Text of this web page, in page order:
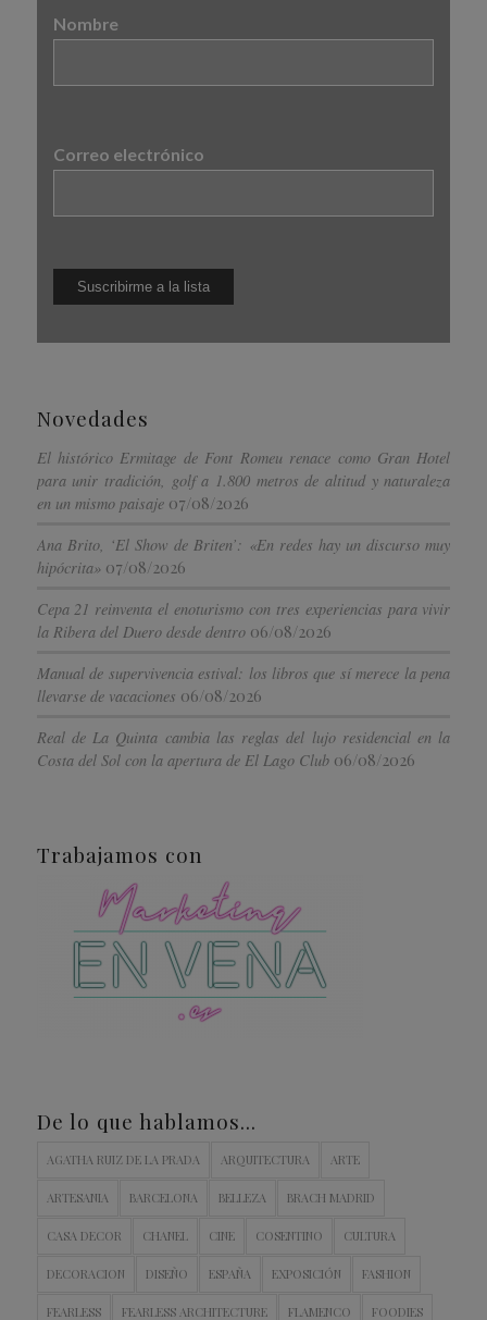
Nombre
Correo electrónico
Novedades
El histórico Ermitage de Font Romeu renace como Gran Hotel
para unir tradición, golf a 1.800 metros de altitud y naturaleza
en un mismo paisaje 07/08/2026
Ana Brito, ‘El Show de Briten’: «En redes hay un discurso muy
hipócrita» 07/08/2026
Cepa 21 reinventa el enoturismo con tres experiencias para vivir
la Ribera del Duero desde dentro 06/08/2026
Manual de supervivencia estival: los libros que sí merece la pena
llevarse de vacaciones 06/08/2026
Real de La Quinta cambia las reglas del lujo residencial en la
Costa del Sol con la apertura de El Lago Club 06/08/2026
Trabajamos con
De lo que hablamos…
AGATHA RUIZ DE LA PRADA ARQUITECTURA ARTE
ARTESANIA BARCELONA BELLEZA BRACH MADRID
CASA DECOR CHANEL CINE COSENTINO CULTURA
DECORACION DISEÑO ESPAÑA EXPOSICIÓN FASHION
FEARLESS FEARLESS ARCHITECTURE FLAMENCO FOODIES